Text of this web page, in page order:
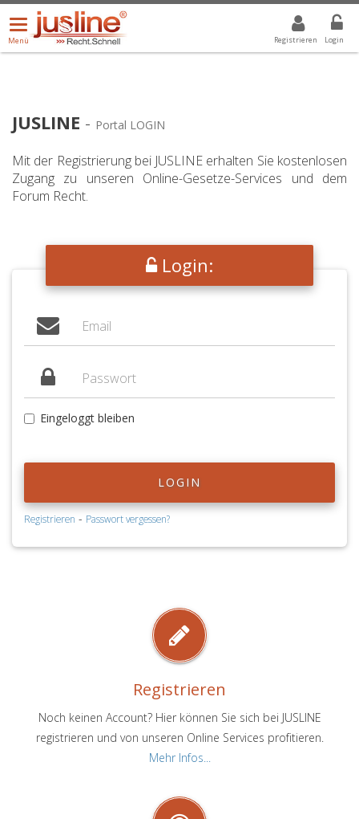
Registrieren Login
Menü
öffnen/schließen
Menü
ALLE DROPDOWN: GEWÄHLTER WERT IST ALLE
JUSLINE - Portal LOGIN
Mit der Registrierung bei JUSLINE erhalten Sie kostenlosen
Zugang zu unseren Online-Gesetze-Services und dem
Forum Recht.
Login:
Eingeloggt bleiben
LOGIN
Registrieren - Passwort vergessen?
Registrieren
Noch keinen Account? Hier können Sie sich bei JUSLINE
registrieren und von unseren Online Services profitieren.
Mehr Infos...